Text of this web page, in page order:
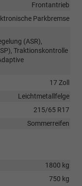
Frontantrieb
Parkbremse
(ASR),
Traktionskontrolle
17 Zoll
Leichtmetallfelge
215/65 R17
Sommerreifen
1800 kg
750 kg